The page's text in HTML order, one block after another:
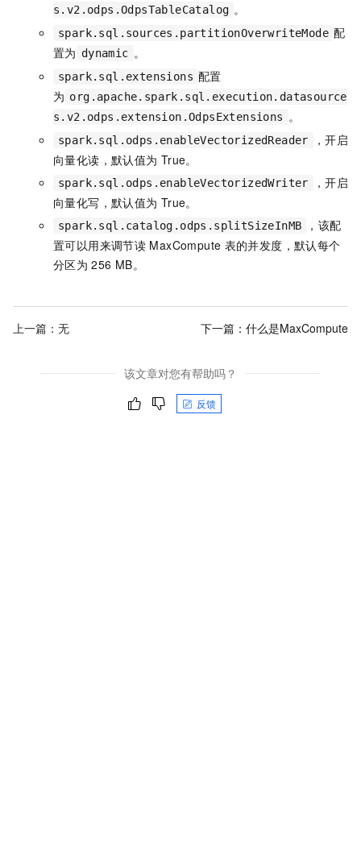
s.v2.odps.OdpsTableCatalog 。
spark.sql.sources.partitionOverwriteMode 配
置为 dynamic 。
spark.sql.extensions 配置
为 org.apache.spark.sql.execution.datasource
s.v2.odps.extension.OdpsExtensions 。
spark.sql.odps.enableVectorizedReader
，开启
向量化读，默认值为 True。
spark.sql.odps.enableVectorizedWriter
，开启
向量化写，默认值为 True。
spark.sql.catalog.odps.splitSizeInMB
，该配
置可以用来调节读 MaxCompute 表的并发度，默认每个
分区为 256 MB。
上一篇：无 下一篇： 什么是MaxCompute
该文章对您有帮助吗？
反馈